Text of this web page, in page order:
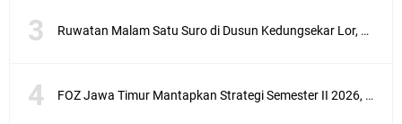
Ruwatan Malam Satu Suro di Dusun Kedungsekar Lor, Tradisi Luhur yang Terus Istiqomah
FOZ Jawa Timur Mantapkan Strategi Semester II 2026, Fokus pada Penguatan SDM Amil dan Kolaborasi BerdampakNarasi